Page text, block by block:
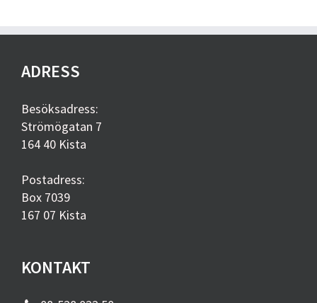
ADRESS
Besöksadress:
Strömögatan 7
164 40 Kista
Postadress:
Box 7039
167 07 Kista
KONTAKT